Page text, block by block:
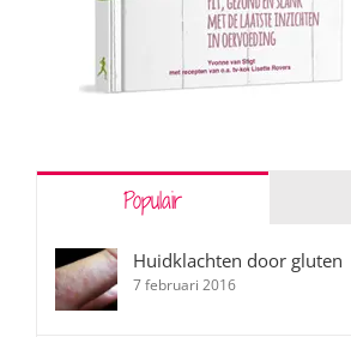
Populair
Huidklachten door gluten
7 februari 2016